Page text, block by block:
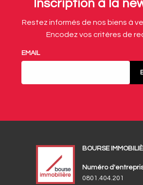
Inscription à la
Restez informés de nos biens à
Encodez vos critères de
EMAIL
BOURSE
Numéro
0801.404.201